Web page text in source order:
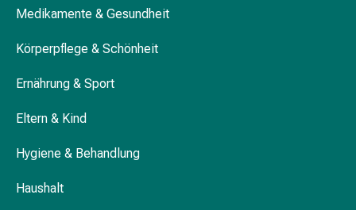
Aphten
Mundentzündungen
Medikamente
Körperpflege
Medikamente & Gesundheit
Körperpflege & Schönheit
Ernährung & Sport
Eltern & Kind
Hygiene & Behandlung
Haushalt